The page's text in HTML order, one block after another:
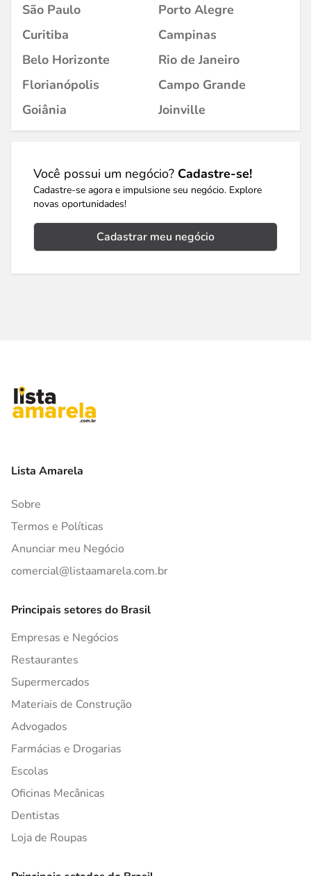
São Paulo
Porto Alegre
Curitiba
Campinas
Belo Horizonte
Rio de Janeiro
Florianópolis
Campo Grande
Goiânia
Joinville
Você possui um negócio? Cadastre-se!
Cadastre-se agora e impulsione seu negócio. Explore
novas oportunidades!
Cadastrar meu negócio
Lista Amarela
Sobre
Termos e Políticas
Anunciar meu Negócio
comercial@listaamarela.com.br
Principais setores do Brasil
Empresas e Negócios
Restaurantes
Supermercados
Materiais de Construção
Advogados
Farmácias e Drogarias
Escolas
Oficinas Mecânicas
Dentistas
Loja de Roupas